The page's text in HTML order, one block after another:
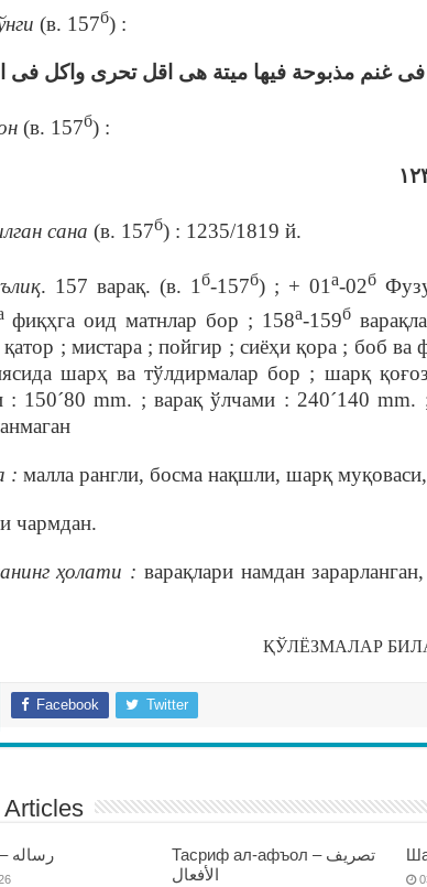
(в. 157б) :
غنم مذبوحة فيها ميتة هى اقل تحرى واكل فى
(в. 157б) :
сана (в. 157б) : 1235/1819 й.
. 157 варақ. (в. 1б-157б) ; + 01а-02б
фиқҳга оид матнлар бор ; 158а-159б
; мистара ; пойгир ; сиёҳи қора ; боб ва
шарҳ ва тўлдирмалар бор ; шарқ
: 150´80 mm. ; варақ ўлчами : 240´140 mm.
: малла рангли, босма нақшли, шарқ
чармдан.
ҳолати : варақлари намдан
ҚЎЛЁЗМАЛАР
Facebook Twitter
Рисола – رساله
Тасриф ал-афъол – تصريف
الأفعال